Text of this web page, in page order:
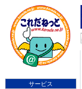
サービス